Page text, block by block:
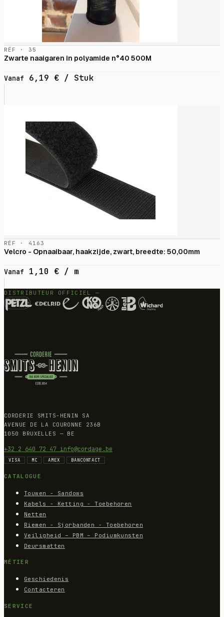
RÉF · 35
Zwarte naaigaren in polyamide n°40 500M
Vanaf 6,19 € / Stuk
RÉF · 4163
Velcro - Opnaaibaar, haakzijde, zwart, breedte: 50,00mm
Vanaf 1,10 € / m
DISTRIBUTEUR OFFICIEL —
CORDERIE SMITS-HENIN SA
AVENUE DE LA COURONNE 236B
1050 BRUXELLES — BE
+32 2 640 72 47 info@cordage.be
VISA MC AMEX BANCONTACT
CATALOGUE
Touwen - Sandows
Kabels - Ketting - Toebehoren
Netten
Riemen - Sjorbanden - Toebehoren
Veiligheid – PBM – Podiumkunsten
Deursmatten
MÉTIER
Geschiedenis
Contacteren
SERVICE